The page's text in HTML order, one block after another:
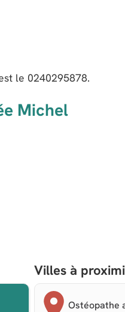
le 0240295878.
Michel
Villes à
Ostéopathe